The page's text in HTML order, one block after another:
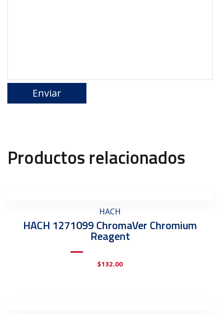
Productos relacionados
HACH
HACH 1271099 ChromaVer Chromium
Reagent
$132.00